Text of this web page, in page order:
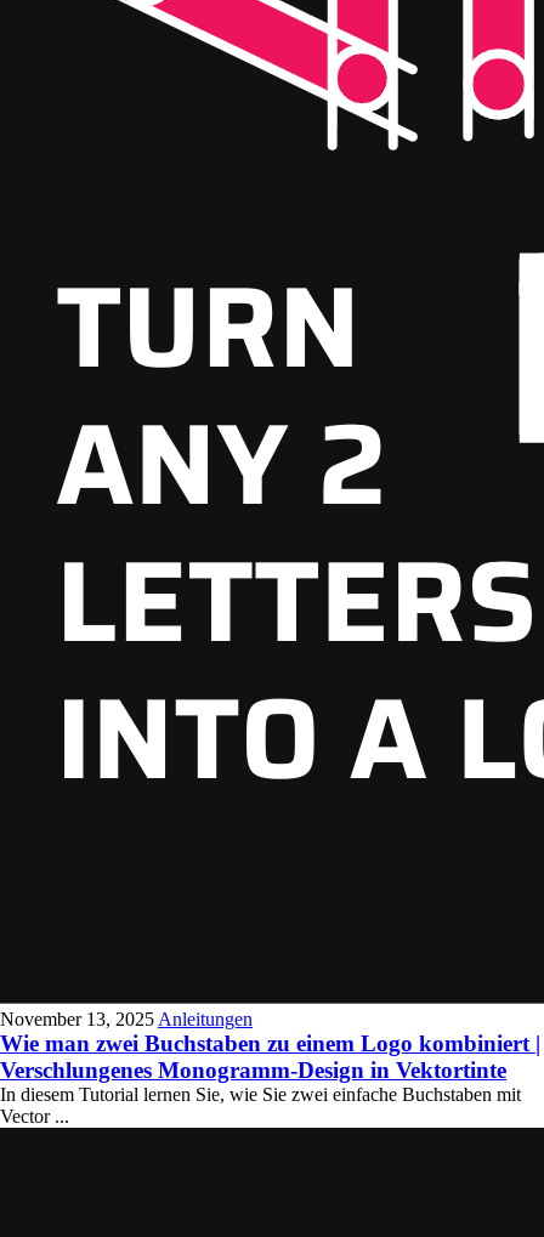
November 13, 2025 Anleitungen
Wie man zwei Buchstaben zu einem Logo kombiniert |
Verschlungenes Monogramm-Design in Vektortinte
In diesem Tutorial lernen Sie, wie Sie zwei einfache Buchstaben mit
Vector ...